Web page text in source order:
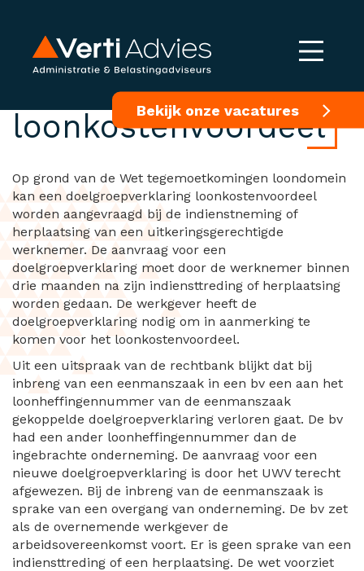
Bekijk onze vacatures
Doelgroepverklaring
loonkostenvoordeel
Op grond van de Wet tegemoetkomingen loondomein
kan een doelgroepverklaring loonkostenvoordeel
worden aangevraagd bij de indienstneming of
herplaatsing van een uitkeringsgerechtigde
werknemer. De aanvraag voor een
doelgroepverklaring moet door de werknemer binnen
drie maanden na zijn indiensttreding of herplaatsing
worden gedaan. De werkgever heeft de
doelgroepverklaring nodig om in aanmerking te
komen voor het loonkostenvoordeel.
Uit een uitspraak van de rechtbank blijkt dat bij
inbreng van een eenmanszaak in een bv een aan het
loonheffingennummer van de eenmanszaak
gekoppelde doelgroepverklaring verloren gaat. De bv
had een ander loonheffingennummer dan de
ingebrachte onderneming. De aanvraag voor een
nieuwe doelgroepverklaring is door het UWV terecht
afgewezen. Bij de inbreng van de eenmanszaak is
sprake van een overgang van onderneming. De bv zet
als de overnemende werkgever de
arbeidsovereenkomst voort. Er is geen sprake van een
indiensttreding of een herplaatsing. De wet voorziet